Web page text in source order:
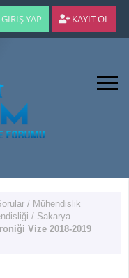
GIRIŞ YAP KAYIT OL
/ Mühendislik
/ Sakarya
Vize 2018-2019